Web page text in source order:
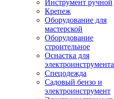
Инструмент ручной
Крепеж
Оборудование для
мастерской
Оборудование
строительное
Оснастка для
электроинструмента
Спецодежда
Садовый бензо и
электроинструмент